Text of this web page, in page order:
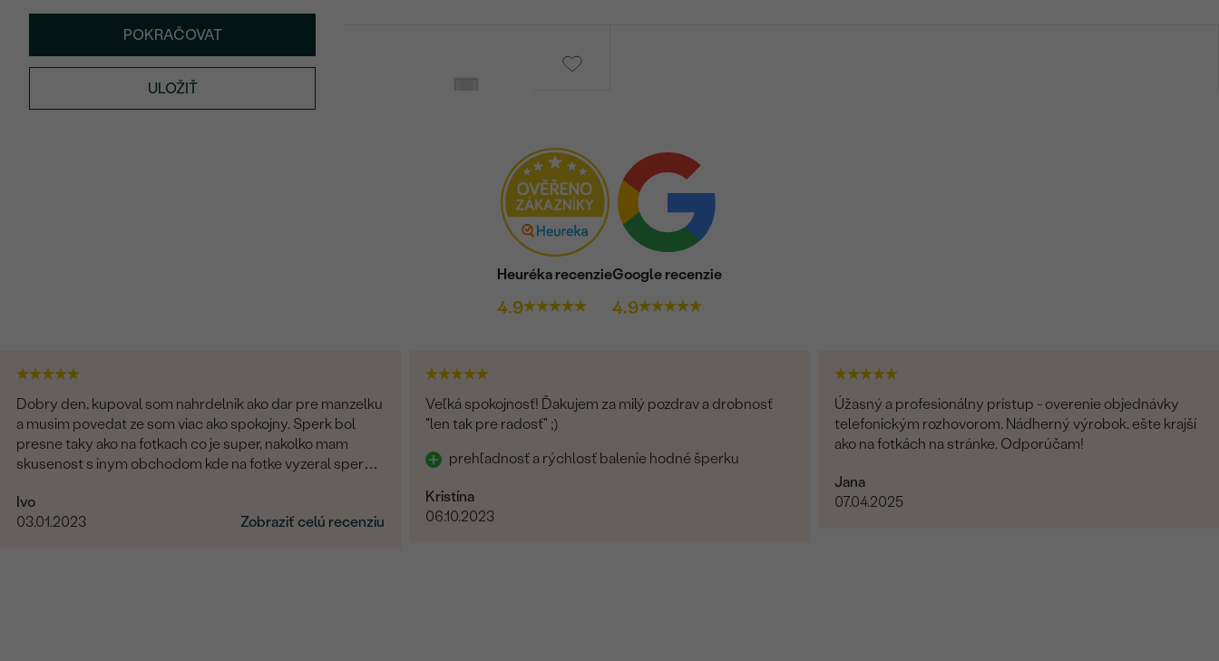
POKRAČOVAT
ULOŽIŤ
€ 119 SKLADOM
Heuréka recenzie
4.9
Google recenzie
4.9
Dobry den, kupoval som nahrdelnik ako dar pre manzelku
a musim povedat ze som viac ako spokojny. Sperk bol
presne taky ako na fotkach co je super, nakolko mam
skusenost s inym obchodom kde na fotke vyzeral sperk
presne velkostne sedi s realitou (foto na krku). Naviac
sperk prisiel krasne zabaleny aj s rucne pisanym
Ivo
03.01.2023
Zobraziť celú recenziu
Veľká spokojnosť! Ďakujem za milý pozdrav a drobnosť
"len tak pre radosť" ;)
prehľadnosť a rýchlosť balenie hodné šperku
Kristína
06.10.2023
Úžasný a profesionálny prístup - overenie objednávky
telefonickým rozhovorom. Nádherný výrobok, ešte krajší
ako na fotkách na stránke. Odporúčam!
Jana
07.04.2025